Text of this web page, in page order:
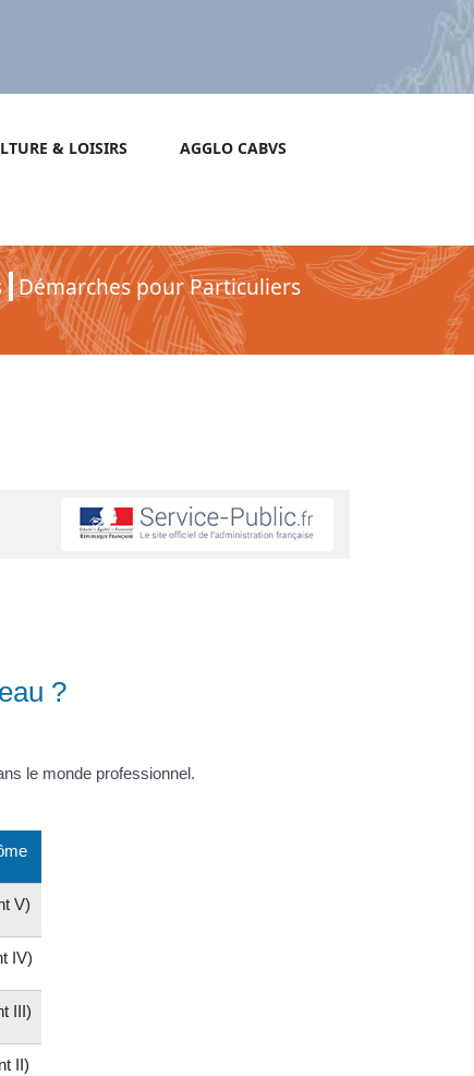
& LOISIRS AGGLO CABVS
Démarches pour Particuliers
?
le monde professionnel.
V)
IV)
III)
II)